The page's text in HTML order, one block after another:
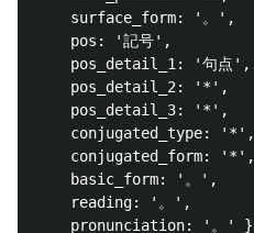
    surface_form: '。',
    pos: '記号',
    pos_detail_1: '句点',
    pos_detail_2: '*',
    pos_detail_3: '*',
    conjugated_type: '*',
    conjugated_form: '*',
    basic_form: '。',
    reading: '。',